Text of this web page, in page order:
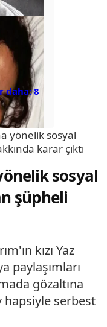
daha: 8
yönelik sosyal
karar çıktı
yönelik sosyal
şüpheli
kızı Yaz
paylaşımları
gözaltına
hapsiyle serbest